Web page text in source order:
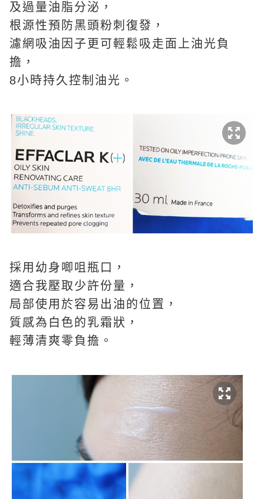
及過量油脂分泌，
根源性預防黑頭粉刺復發，
濾網吸油因子更可輕鬆吸走面上油光負
擔，
8小時持久控制油光。
採用幼身唧咀瓶口，
適合我壓取少許份量，
局部使用於容易出油的位置，
質感為白色的乳霜狀，
輕薄清爽零負擔。